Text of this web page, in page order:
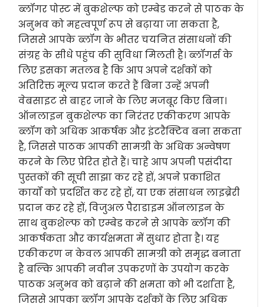
ब्लॉगर पोस्ट में बुकशेल्फ को एम्बेड करने से पाठक के
अनुभव को महत्वपूर्ण रूप से बढ़ाया जा सकता है,
जिससे आपके ब्लॉग के भीतर चयनित संसाधनों की
संग्रह के सीधे पहुंच की सुविधा मिलती है। ब्लॉगर्स के
लिए इसका मतलब है कि आप अपने दर्शकों को
अतिरिक्त मूल्य प्रदान करते हैं बिना उन्हें अपनी
वेबसाइट से बाहर जाने के लिए मजबूर किए बिना।
ऑनलाइन बुकशेल्फ का निरंतर एकीकरण आपके
ब्लॉग को अधिक आकर्षक और इंटरैक्टिव बना सकता
है, जिससे पाठक आपकी सामग्री के अधिक अन्वेषण
करने के लिए प्रेरित होते हैं। चाहे आप अपनी पसंदीदा
पुस्तकों की सूची साझा कर रहे हों, अपने प्रकाशित
कार्यों को प्रदर्शित कर रहे हों, या एक संसाधन लाइब्रेरी
प्रदान कर रहे हों, विजुअल पैराडाइम ऑनलाइन के
साथ बुकशेल्फ को एम्बेड करने से आपके ब्लॉग की
आकर्षकता और कार्यक्षमता में सुधार होता है। यह
एकीकरण न केवल आपकी सामग्री को समृद्ध बनाता
है बल्कि आपकी नवीन उपकरणों के उपयोग करके
पाठक अनुभव को बढ़ाने की क्षमता को भी दर्शाता है,
जिससे आपका ब्लॉग आपके दर्शकों के लिए अधिक